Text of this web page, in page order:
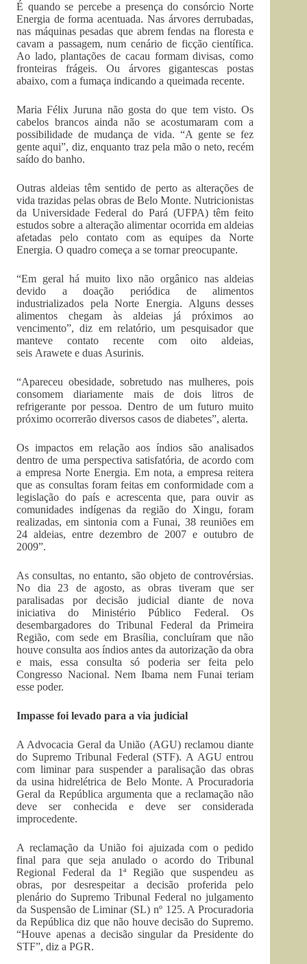
É quando se percebe a presença do consórcio Norte
Energia de forma acentuada. Nas árvores derrubadas,
nas máquinas pesadas que abrem fendas na floresta e
cavam a passagem, num cenário de ficção científica.
Ao lado, plantações de cacau formam divisas, como
fronteiras frágeis. Ou árvores gigantescas postas
abaixo, com a fumaça indicando a queimada recente.
Maria Félix Juruna não gosta do que tem visto. Os
cabelos brancos ainda não se acostumaram com a
possibilidade de mudança de vida. “A gente se fez
gente aqui”, diz, enquanto traz pela mão o neto, recém
saído do banho.
Outras aldeias têm sentido de perto as alterações de
vida trazidas pelas obras de Belo Monte. Nutricionistas
da Universidade Federal do Pará (UFPA) têm feito
estudos sobre a alteração alimentar ocorrida em aldeias
afetadas pelo contato com as equipes da Norte
Energia. O quadro começa a se tornar preocupante.
“Em geral há muito lixo não orgânico nas aldeias
devido a doação periódica de alimentos
industrializados pela Norte Energia. Alguns desses
alimentos chegam às aldeias já próximos ao
vencimento”, diz em relatório, um pesquisador que
manteve contato recente com oito aldeias,
seis Arawete e duas Asurinis.
“Apareceu obesidade, sobretudo nas mulheres, pois
consomem diariamente mais de dois litros de
refrigerante por pessoa. Dentro de um futuro muito
próximo ocorrerão diversos casos de diabetes”, alerta.
Os impactos em relação aos índios são analisados
dentro de uma perspectiva satisfatória, de acordo com
a empresa Norte Energia. Em nota, a empresa reitera
que as consultas foram feitas em conformidade com a
legislação do país e acrescenta que, para ouvir as
comunidades indígenas da região do Xingu, foram
realizadas, em sintonia com a Funai, 38 reuniões em
24 aldeias, entre dezembro de 2007 e outubro de
2009”.
As consultas, no entanto, são objeto de controvérsias.
No dia 23 de agosto, as obras tiveram que ser
paralisadas por decisão judicial diante de nova
iniciativa do Ministério Público Federal. Os
desembargadores do Tribunal Federal da Primeira
Região, com sede em Brasília, concluíram que não
houve consulta aos índios antes da autorização da obra
e mais, essa consulta só poderia ser feita pelo
Congresso Nacional. Nem Ibama nem Funai teriam
esse poder.
Impasse foi levado para a via judicial
A Advocacia Geral da União (AGU) reclamou diante
do Supremo Tribunal Federal (STF). A AGU entrou
com liminar para suspender a paralisação das obras
da usina hidrelétrica de Belo Monte. A Procuradoria
Geral da República argumenta que a reclamação não
deve ser conhecida e deve ser considerada
improcedente.
A reclamação da União foi ajuizada com o pedido
final para que seja anulado o acordo do Tribunal
Regional Federal da 1ª Região que suspendeu as
obras, por desrespeitar a decisão proferida pelo
plenário do Supremo Tribunal Federal no julgamento
da Suspensão de Liminar (SL) nº 125. A Procuradoria
da República diz que não houve decisão do Supremo.
“Houve apenas a decisão singular da Presidente do
STF”, diz a PGR.